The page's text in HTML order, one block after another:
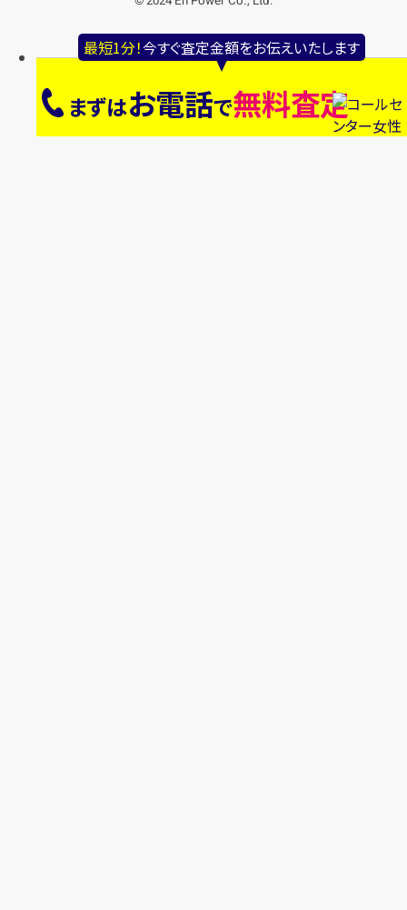
最短1分！今すぐ査定金額をお伝えいたします
まずはお電話で無料査定